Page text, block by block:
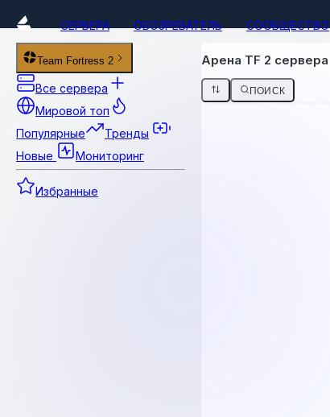
СЕРВЕРА ОБОЗРЕВАТЕЛЬ СООБЩЕСТВО
Team Fortress 2
Все сервера
Мировой топ
Популярные
Тренды
Новые
Мониторинг
Избранные
Арена TF 2 сервера
ПОИСК